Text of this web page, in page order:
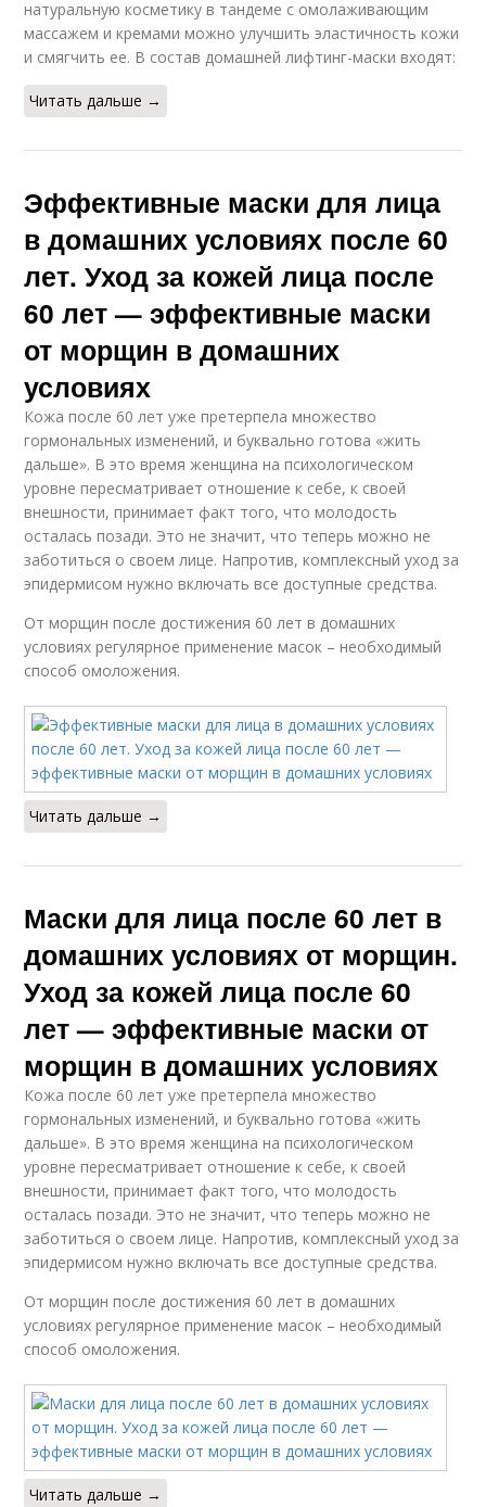
натуральную косметику в тандеме с омолаживающим
массажем и кремами можно улучшить эластичность кожи
и смягчить ее. В состав домашней лифтинг-маски входят:
Читать дальше →
Эффективные маски для лица
в домашних условиях после 60
лет. Уход за кожей лица после
60 лет — эффективные маски
от морщин в домашних
условиях
Кожа после 60 лет уже претерпела множество
гормональных изменений, и буквально готова «жить
дальше». В это время женщина на психологическом
уровне пересматривает отношение к себе, к своей
внешности, принимает факт того, что молодость
осталась позади. Это не значит, что теперь можно не
заботиться о своем лице. Напротив, комплексный уход за
эпидермисом нужно включать все доступные средства.
От морщин после достижения 60 лет в домашних
условиях регулярное применение масок – необходимый
способ омоложения.
Читать дальше →
Маски для лица после 60 лет в
домашних условиях от морщин.
Уход за кожей лица после 60
лет — эффективные маски от
морщин в домашних условиях
Кожа после 60 лет уже претерпела множество
гормональных изменений, и буквально готова «жить
дальше». В это время женщина на психологическом
уровне пересматривает отношение к себе, к своей
внешности, принимает факт того, что молодость
осталась позади. Это не значит, что теперь можно не
заботиться о своем лице. Напротив, комплексный уход за
эпидермисом нужно включать все доступные средства.
От морщин после достижения 60 лет в домашних
условиях регулярное применение масок – необходимый
способ омоложения.
Читать дальше →